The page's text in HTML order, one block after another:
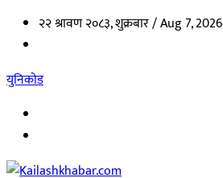
२२ श्रावण २०८३, शुक्रबार /Aug 7, 2026
युनिकोड